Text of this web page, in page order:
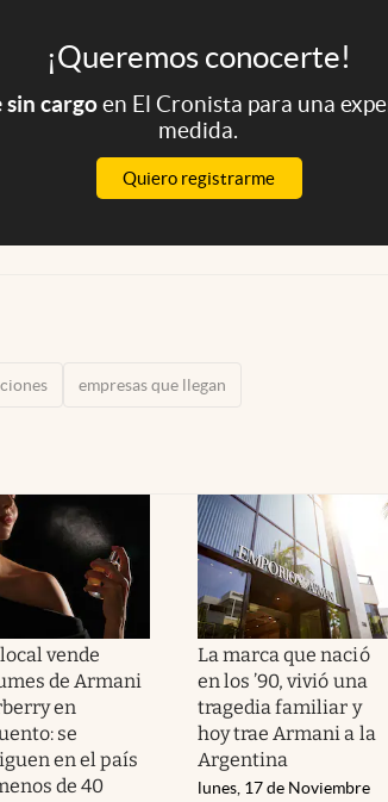
¡Queremos conocerte!
sin cargoen El Cronista para una
medida.
Quiero registrarme
empresas que llegan
vende
de Armani
en
se
en el país
de 40
La marca que nació
en los ’90, vivió una
tragedia familiar y
hoy trae Armani a la
Argentina
lunes, 17 de Noviembre